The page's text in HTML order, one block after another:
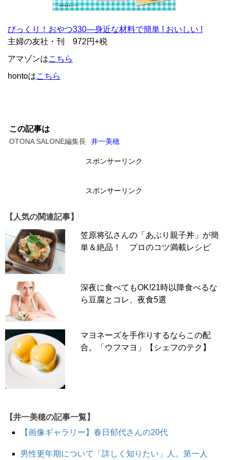
びっくり！おやつ330―身近な材料で簡単 ! おいしい !
主婦の友社・刊 972円+税
アマゾンはこちら
hontoはこちら
この記事は
OTONA SALONE編集長 井一美穂
スポンサーリンク
スポンサーリンク
【人気の関連記事】
笠原将弘さんの「あぶり親子丼」が簡
単＆絶品！ プロのコツ満載レシピ
深夜に食べてもOK!21時以降食べるな
ら豆腐とコレ、夜食5選
マヨネーズを手作りするならこの配
合。「ウフマヨ」【シェフのテク】
【井一美穂の記事一覧】
【画像ギャラリー】春日郁代さんの20代
男性更年期について「詳しく知りたい」人。第一人